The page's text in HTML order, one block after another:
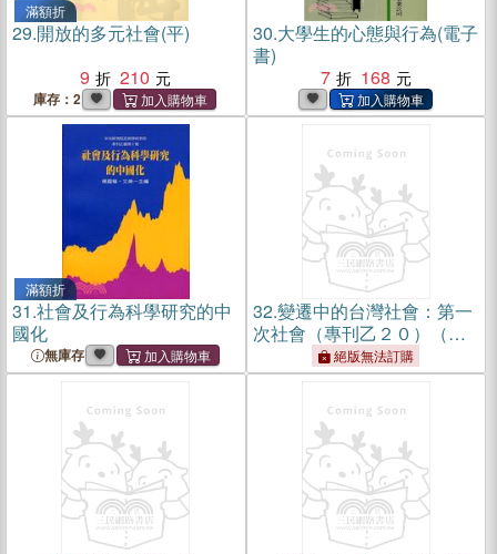
滿額折
29.開放的多元社會(平)
9
210
庫存：2
30.大學生的心態與行為(電子
書)
7
168
滿額折
31.社會及行為科學研究的中
國化
無庫存
32.變遷中的台灣社會：第一
次社會（專刊乙２０）（平
絕版無法訂購